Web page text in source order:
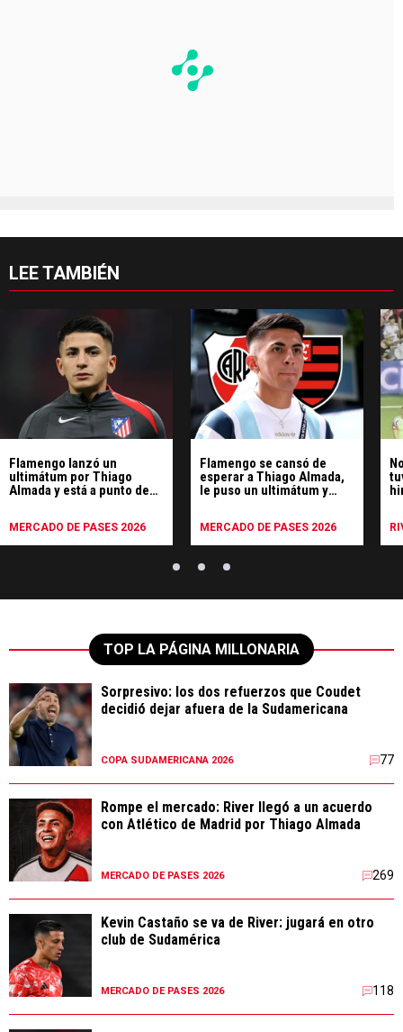
LEE TAMBIÉN
Flamengo lanzó un
ultimátum por Thiago
Almada y está a punto de
MERCADO DE PASES 2026
Flamengo se cansó de
esperar a Thiago Almada,
le puso un ultimátum y
MERCADO DE PASES 2026
TOP LA PÁGINA MILLONARIA
Sorpresivo: los dos refuerzos que Coudet
decidió dejar afuera de la Sudamericana
COPA SUDAMERICANA 2026 77
Rompe el mercado: River llegó a un acuerdo
con Atlético de Madrid por Thiago Almada
MERCADO DE PASES 2026 269
Kevin Castaño se va de River: jugará en otro
club de Sudamérica
MERCADO DE PASES 2026 118